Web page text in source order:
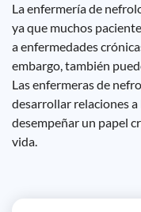
La enfermería de
ya que muchos
a enfermedades
embargo, también
Las enfermeras de
desarrollar relaciones
desempeñar un papel
vida.